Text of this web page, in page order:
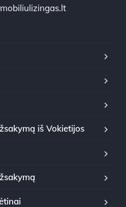
iš Vokietijos